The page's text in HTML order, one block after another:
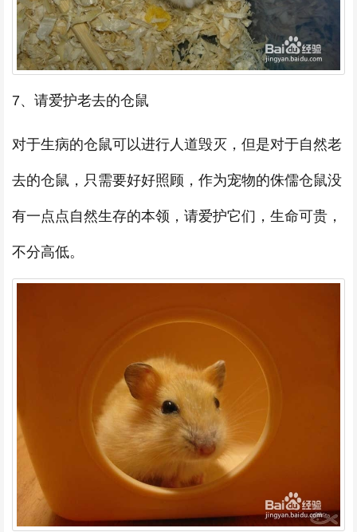
7、请爱护老去的仓鼠
对于生病的仓鼠可以进行人道毁灭，但是对于自然老
去的仓鼠，只需要好好照顾，作为宠物的侏儒仓鼠没
有一点点自然生存的本领，请爱护它们，生命可贵，
不分高低。